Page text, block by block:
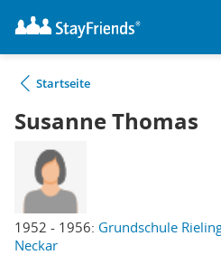
Startseite
Susanne Thomas
1952 - 1956: Grundschule
Neckar